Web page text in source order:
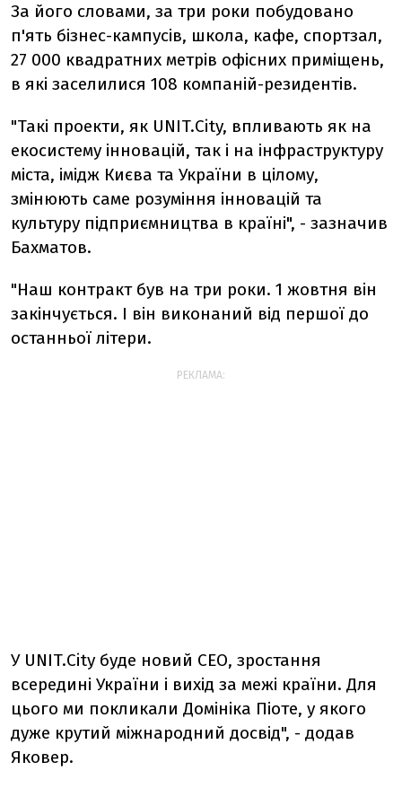
За його словами, за три роки побудовано
п'ять бізнес-кампусів, школа, кафе, спортзал,
27 000 квадратних метрів офісних приміщень,
в які заселилися 108 компаній-резидентів.
"Такі проекти, як UNIT.City, впливають як на
екосистему інновацій, так і на інфраструктуру
міста, імідж Києва та України в цілому,
змінюють саме розуміння інновацій та
культуру підприємництва в країні", - зазначив
Бахматов.
"Наш контракт був на три роки. 1 жовтня він
закінчується. І він виконаний від першої до
останньої літери.
РЕКЛАМА:
У UNIT.City буде новий СЕО, зростання
всередині України і вихід за межі країни. Для
цього ми покликали Домініка Піоте, у якого
дуже крутий міжнародний досвід", - додав
Яковер.